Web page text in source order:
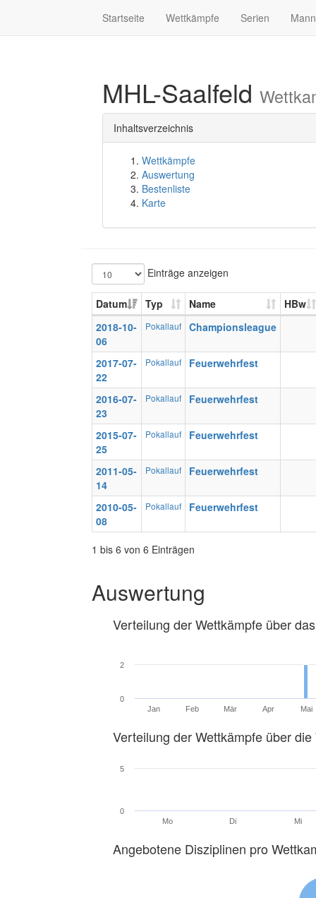
Startseite Wettkämpfe Serien
MHL-Saalfeld
Inhaltsverzeichnis
Wettkämpfe
Auswertung
Bestenliste
Karte
Einträge anzeigen
Datum Typ Name
HBw
2018-10-
06
Pokallauf Championsleague
2017-07-
22
Pokallauf Feuerwehrfest
2016-07-
23
Pokallauf Feuerwehrfest
2015-07-
25
Pokallauf Feuerwehrfest
2011-05-
14
Pokallauf Feuerwehrfest
2010-05-
08
Pokallauf Feuerwehrfest
1 bis 6 von 6 Einträgen
Auswertung
Verteilung der Wettkämpfe über
Jan Feb Mär Apr Mai
0
2
Verteilung der Wettkämpfe über die
Mo Di Mi
0
5
Angebotene Disziplinen pro